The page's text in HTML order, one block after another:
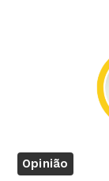
Opinião